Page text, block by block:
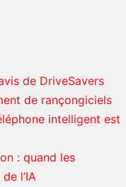
de DriveSavers
de rançongiciels
intelligent est
: quand les
l’IA